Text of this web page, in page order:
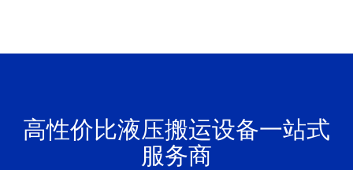
高性价比液压搬运设备一站式
服务商